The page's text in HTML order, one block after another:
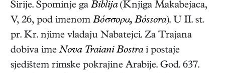
Sirije. Spominje ga Biblija(Knjiga Makabejaca,
V, 26, pod imenom Βόσσορα, Bóssora). U II. st.
pr. Kr. njime vladaju Nabatejci. Za Trajana
dobiva ime Nova Traiani Bostrai postaje
sjedištem rimske pokrajine Arabije. God. 637.